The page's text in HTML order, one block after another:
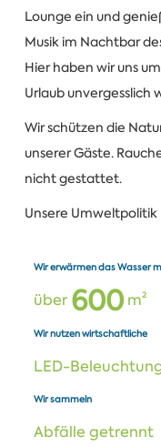
Lounge ein und
Musik im Nachtbar
Hier haben wir uns
Urlaub unvergesslich
Wir schützen die
unserer Gäste.
nicht gestattet.
Unsere
Wir erwärmen das Wasser
über 600m²
Wir nutzen wirtschaftliche
LED-
Wir sammeln
Abfälle getrennt